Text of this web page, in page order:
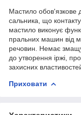
Мастило обов'язкове
сальника, що
мастило виконує
пральних машин від
речовин. Немає
до утворення іржі,
захисних
Приховати